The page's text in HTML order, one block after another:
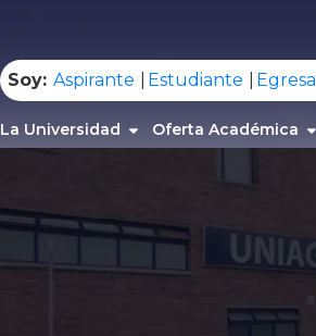
Soy: Aspirante Estudiante
La Universidad Oferta Académica